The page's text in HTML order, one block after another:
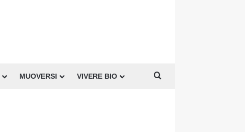
MUOVERSI VIVERE BIO